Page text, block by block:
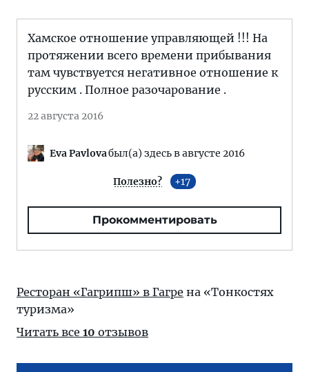
Хамское отношение управляющей !!! На
протяжении всего времени прибывания
там чувствуется негативное отношение к
русским . Полное разочарование .
22 августа 2016
Eva Pavlovaбыл(а) здесь в августе 2016
Полезно? 17
Прокомментировать
Ресторан «Гагрипш» в Гагре на «Тонкостях
туризма»
Читать все 10 отзывов